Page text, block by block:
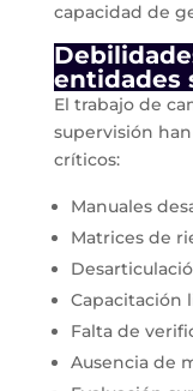
capacidad de
entidades
El trabajo de
supervisión
críticos:
Manuales
Matrices de
Capacitación
Falta de
Ausencia de